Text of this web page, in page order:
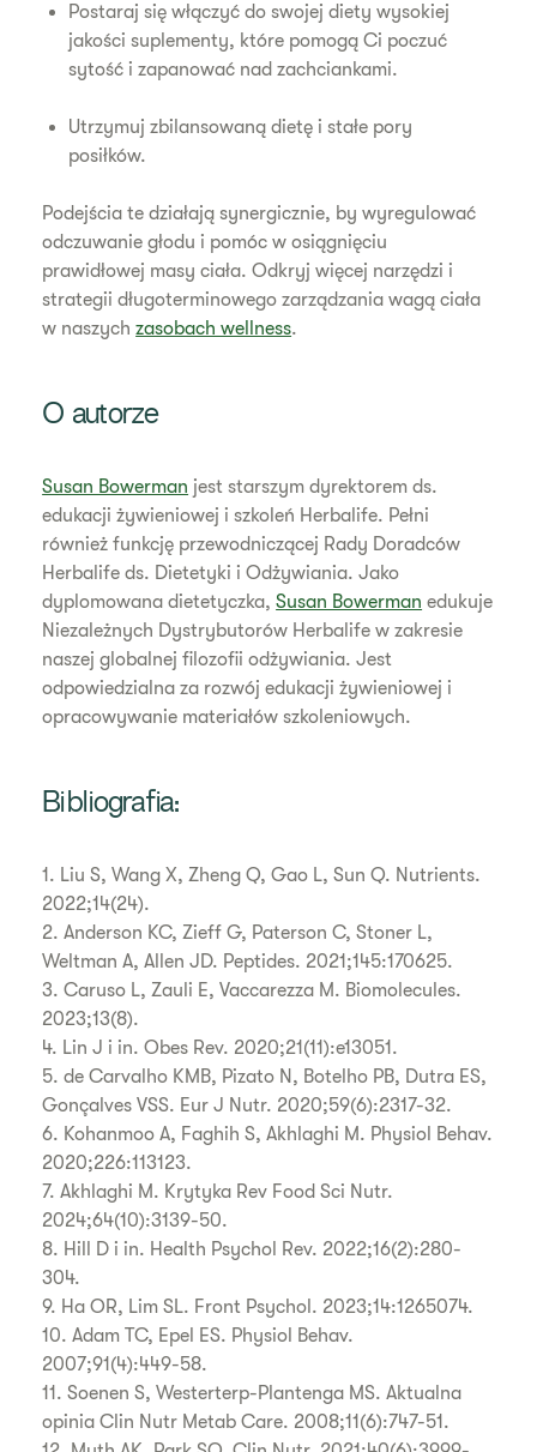
Postaraj się włączyć do swojej diety wysokiej
jakości suplementy, które pomogą Ci poczuć
sytość i zapanować nad zachciankami.
Utrzymuj zbilansowaną dietę i stałe pory
posiłków.
Podejścia te działają synergicznie, by wyregulować
odczuwanie głodu i pomóc w osiągnięciu
prawidłowej masy ciała. Odkryj więcej narzędzi i
strategii długoterminowego zarządzania wagą ciała
w naszychzasobach wellness.
O autorze
Susan Bowerman jest starszym dyrektorem ds.
edukacji żywieniowej i szkoleń Herbalife. Pełni
również funkcję przewodniczącej Rady Doradców
Herbalife ds. Dietetyki i Odżywiania. Jako
dyplomowana dietetyczka,Susan Bowerman edukuje
Niezależnych Dystrybutorów Herbalife w zakresie
naszej globalnej filozofii odżywiania. Jest
odpowiedzialna za rozwój edukacji żywieniowej i
opracowywanie materiałów szkoleniowych.
Bibliografia:
1. Liu S, Wang X, Zheng Q, Gao L, Sun Q. Nutrients.
2022;14(24).
2. Anderson KC, Zieff G, Paterson C, Stoner L,
Weltman A, Allen JD. Peptides. 2021;145:170625.
3. Caruso L, Zauli E, Vaccarezza M. Biomolecules.
2023;13(8).
4. Lin J i in. Obes Rev. 2020;21(11):e13051.
5. de Carvalho KMB, Pizato N, Botelho PB, Dutra ES,
Gonçalves VSS. Eur J Nutr. 2020;59(6):2317-32.
6. Kohanmoo A, Faghih S, Akhlaghi M. Physiol Behav.
2020;226:113123.
7. Akhlaghi M. Krytyka Rev Food Sci Nutr.
2024;64(10):3139-50.
8. Hill D i in. Health Psychol Rev. 2022;16(2):280-
304.
9. Ha OR, Lim SL. Front Psychol. 2023;14:1265074.
10. Adam TC, Epel ES. Physiol Behav.
2007;91(4):449-58.
11. Soenen S, Westerterp-Plantenga MS. Aktualna
opinia Clin Nutr Metab Care. 2008;11(6):747-51.